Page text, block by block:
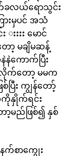
လယ်ရောသွင်း
းမှပင် အသံ
းး မောင်
ာ့ မချိမဆန့်
နဲကောက်ပြီး
လိုက်တော့ မမက
ြီး ကျွန်တော့်
ကိုနှိုက်ရင်း
မည်ဖြစ်၍ နှစ်
စာကျွေး